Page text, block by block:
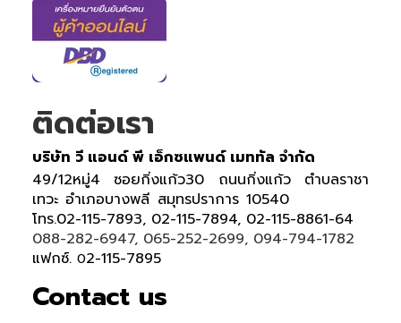
ติดต่อเรา
บริษัท วี แอนด์ พี เอ็กซแพนด์ เมททัล จำกัด
49/12หมู่4 ซอยกิ่งแก้ว30 ถนนกิ่งแก้ว ตำบลราชา
เทวะ อำเภอบางพลี สมุทรปราการ 10540
โทร.02-115-7893, 02-115-7894, 02-115-8861-64
088-282-6947, 065-252-2699, 094-794-1782
แฟกซ์. 02-115-7895
Contact us